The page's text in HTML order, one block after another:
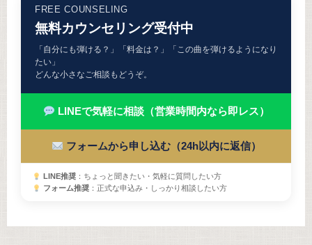
FREE COUNSELING
無料カウンセリング受付中
「自分にも弾ける？」「料金は？」「この曲を弾けるようになり
たい」
どんな小さなご相談もどうぞ。
LINEで気軽に相談（営業時間内なら即レス）
フォームから申し込む（24h以内に返信）
LINE推奨：ちょっと聞きたい・気軽に質問したい方
フォーム推奨：正式な申込み・しっかり相談したい方